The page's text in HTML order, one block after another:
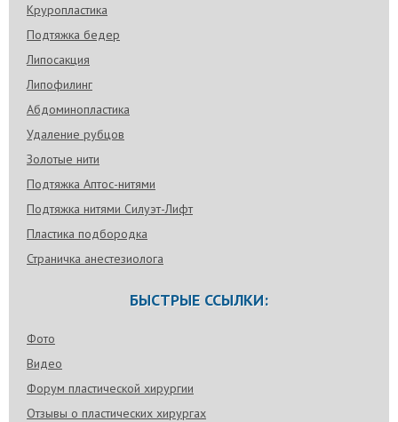
Круропластика
Подтяжка бедер
Липосакция
Липофилинг
Абдоминопластика
Удаление рубцов
Золотые нити
Подтяжка Аптос-нитями
Подтяжка нитями Силуэт-Лифт
Пластика подбородка
Страничка анестезиолога
БЫСТРЫЕ ССЫЛКИ:
Фото
Видео
Форум пластической хирургии
Отзывы о пластических хирургах